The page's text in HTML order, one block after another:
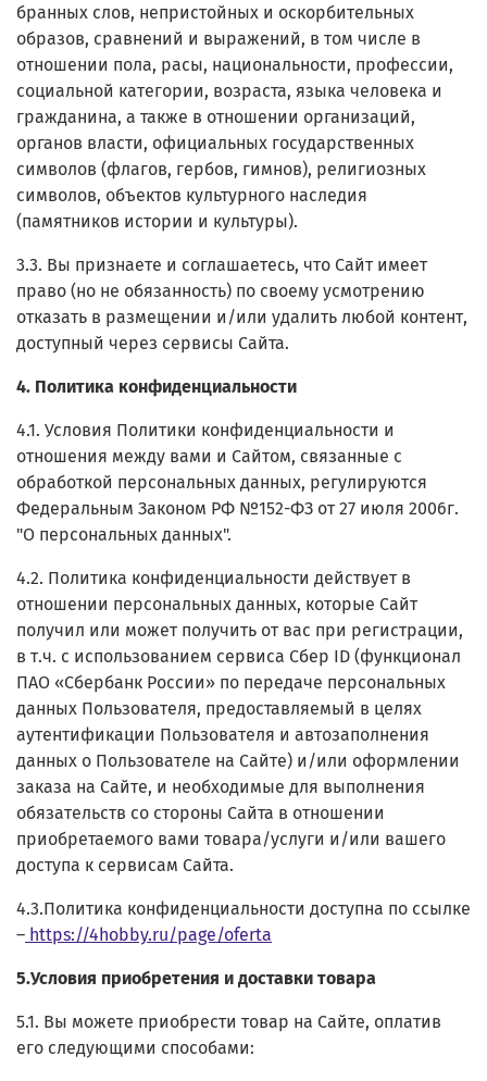
бранных слов, непристойных и оскорбительных
образов, сравнений и выражений, в том числе в
отношении пола, расы, национальности, профессии,
социальной категории, возраста, языка человека и
гражданина, а также в отношении организаций,
органов власти, официальных государственных
символов (флагов, гербов, гимнов), религиозных
символов, объектов культурного наследия
(памятников истории и культуры).
3.3. Вы признаете и соглашаетесь, что Сайт имеет
право (но не обязанность) по своему усмотрению
отказать в размещении и/или удалить любой контент,
доступный через сервисы Сайта.
4. Политика конфиденциальности
4.1. Условия Политики конфиденциальности и
отношения между вами и Сайтом, связанные с
обработкой персональных данных, регулируются
Федеральным Законом РФ №152-ФЗ от 27 июля 2006г.
"О персональных данных".
4.2. Политика конфиденциальности действует в
отношении персональных данных, которые Сайт
получил или может получить от вас при регистрации,
в т.ч. с использованием сервиса Сбер ID (функционал
ПАО «Сбербанк России» по передаче персональных
данных Пользователя, предоставляемый в целях
аутентификации Пользователя и автозаполнения
данных о Пользователе на Сайте) и/или оформлении
заказа на Сайте, и необходимые для выполнения
обязательств со стороны Сайта в отношении
приобретаемого вами товара/услуги и/или вашего
доступа к сервисам Сайта.
4.3.Политика конфиденциальности доступна по ссылке
– https://4hobby.ru/page/oferta
5.Условия приобретения и доставки товара
5.1. Вы можете приобрести товар на Сайте, оплатив
его следующими способами: